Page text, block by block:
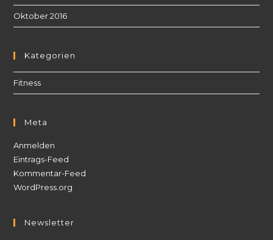
Oktober 2016
Kategorien
Fitness
Meta
Anmelden
Eintrags-Feed
Kommentar-Feed
WordPress.org
Newsletter